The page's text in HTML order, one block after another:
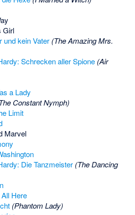
Girl
und kein Vater (The Amazing Mrs.
Schrecken aller Spione (Air
a Lady
Constant Nymph)
Limit
Marvel
Die Tanzmeister (The Dancing
All Here
(Phantom Lady)